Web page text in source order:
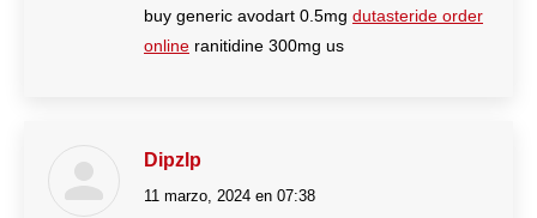
buy generic avodart 0.5mg dutasteride order
online ranitidine 300mg us
Dipzlp
dice:
11 marzo, 2024 en 07:38